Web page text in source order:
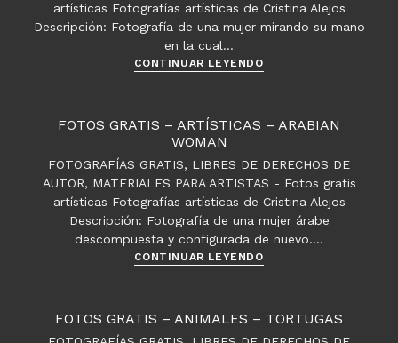
artísticas Fotografías artísticas de Cristina Alejos
Descripción: Fotografía de una mujer mirando su mano
en la cual…
CONTINUAR LEYENDOFotos
Artísticas
mano
FOTOS GRATIS – ARTÍSTICAS – ARABIAN
WOMAN
FOTOGRAFÍAS GRATIS, LIBRES DE DERECHOS DE
AUTOR, MATERIALES PARA ARTISTAS - Fotos gratis
artísticas Fotografías artísticas de Cristina Alejos
Descripción: Fotografía de una mujer árabe
descompuesta y configurada de nuevo.…
CONTINUAR LEYENDOFotos
Artísticas
FOTOS GRATIS – ANIMALES – TORTUGAS